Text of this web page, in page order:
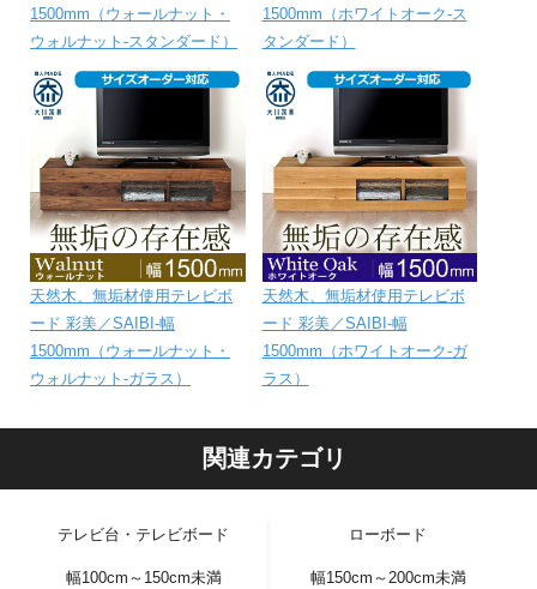
1500mm（ウォールナット・
ウォルナット-スタンダード）
1500mm（ホワイトオーク-ス
タンダード）
天然木、無垢材使用テレビボ
ード 彩美／SAIBI-幅
1500mm（ウォールナット・
ウォルナット-ガラス）
天然木、無垢材使用テレビボ
ード 彩美／SAIBI-幅
1500mm（ホワイトオーク-ガ
ラス）
関連カテゴリ
テレビ台・テレビボード ローボード
幅100cm～150cm未満 幅150cm～200cm未満